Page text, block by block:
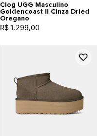
Clog UGG Masculino
Goldencoast II Cinza Dried
Oregano
R$ 1.299,00